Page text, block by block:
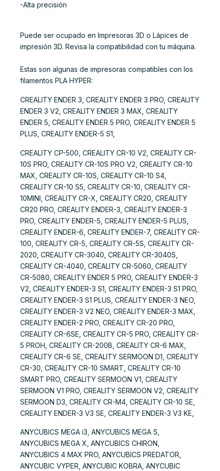
-Alta precisión
Puede ser ocupado en Impresoras 3D o Lápices de
impresión 3D. Revisa la compatibilidad con tu máquina.
Estas son algunas de impresoras compatibles con los
filamentos PLA HYPER:
CREALITY ENDER 3, CREALITY ENDER 3 PRO, CREALITY
ENDER 3 V2, CREALITY ENDER 3 MAX, CREALITY
ENDER 5, CREALITY ENDER 5 PRO, CREALITY ENDER 5
PLUS, CREALITY ENDER-5 S1,
CREALITY CP-500, CREALITY CR-10 V2, CREALITY CR-
10S PRO, CREALITY CR-10S PRO V2, CREALITY CR-10
MAX, CREALITY CR-10S, CREALITY CR-10 S4,
CREALITY CR-10 S5, CREALITY CR-10, CREALITY CR-
10MINI, CREALITY CR-X, CREALITY CR20, CREALITY
CR20 PRO, CREALITY ENDER-3, CREALITY ENDER-3
PRO, CREALITY ENDER-5, CREALITY ENDER-5 PLUS,
CREALITY ENDER-6, CREALITY ENDER-7, CREALITY CR-
100, CREALITY CR-5, CREALITY CR-5S, CREALITY CR-
2020, CREALITY CR-3040, CREALITY CR-3040S,
CREALITY CR-4040, CREALITY CR-5060, CREALITY
CR-5080, CREALITY ENDER 5 PRO, CREALITY ENDER-3
V2, CREALITY ENDER-3 S1, CREALITY ENDER-3 S1 PRO,
CREALITY ENDER-3 S1 PLUS, CREALITY ENDER-3 NEO,
CREALITY ENDER-3 V2 NEO, CREALITY ENDER-3 MAX,
CREALITY ENDER-2 PRO, CREALITY CR-20 PRO,
CREALITY CR-6SE, CREALITY CR-5 PRO, CREALITY CR-
5 PROH, CREALITY CR-200B, CREALITY CR-6 MAX,
CREALITY CR-6 SE, CREALITY SERMOON D1, CREALITY
CR-30, CREALITY CR-10 SMART, CREALITY CR-10
SMART PRO, CREALITY SERMOON V1, CREALITY
SERMOON V1 PRO, CREALITY SERMOON V2, CREALITY
SERMOON D3, CREALITY CR-M4, CREALITY CR-10 SE,
CREALITY ENDER-3 V3 SE, CREALITY ENDER-3 V3 KE,
ANYCUBICS MEGA i3, ANYCUBICS MEGA S,
ANYCUBICS MEGA X, ANYCUBICS CHIRON,
ANYCUBICS 4 MAX PRO, ANYCUBICS PREDATOR,
ANYCUBIC VYPER, ANYCUBIC KOBRA, ANYCUBIC